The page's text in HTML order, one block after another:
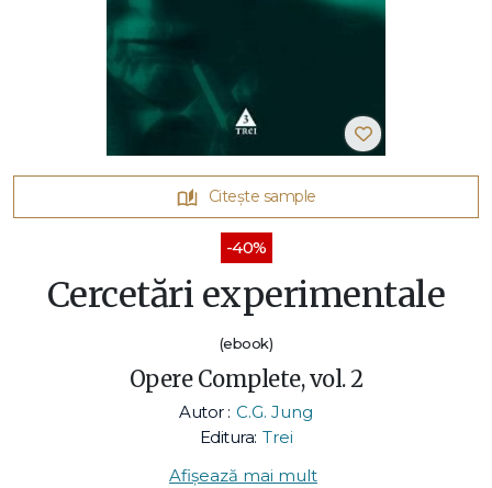
Citește sample
-40%
Cercetări experimentale
(ebook)
Opere Complete, vol. 2
Autor : C.G. Jung
Editura: Trei
Afișează mai mult